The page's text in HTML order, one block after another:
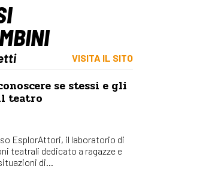
VISITA IL SITO
se stessi e gli
teatro
EsplorAttori, il laboratorio di
teatrali dedicato a ragazze e
di...